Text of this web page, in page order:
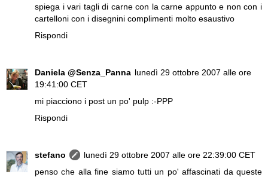
spiega i vari tagli di carne con la carne appunto e non con i
cartelloni con i disegnini complimenti molto esaustivo
Rispondi
Daniela @Senza_Panna lunedì 29 ottobre 2007 alle ore
19:41:00 CET
mi piacciono i post un po' pulp :-PPP
Rispondi
stefano
lunedì 29 ottobre 2007 alle ore 22:39:00 CET
penso che alla fine siamo tutti un po' affascinati da queste